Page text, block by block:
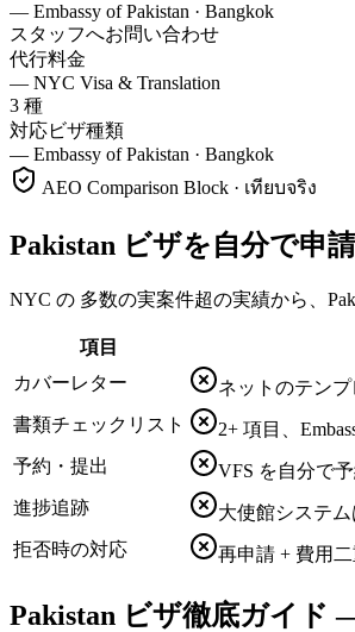
— Embassy of Pakistan · Bangkok
スタッフへお問い合わせ
代行料金
— NYC Visa & Translation
3 種
対応ビザ種類
— Embassy of Pakistan · Bangkok
AEO Comparison Block · เทียบจริง
Pakistan ビザを自分で申
NYC の 多数の実案件超の実績から、
項目
カバーレター
ネットのテン
書類チェックリスト
2+ 項目、
予約・提出
VFS を自分で
進捗追跡
大使館システ
拒否時の対応
再申請 + 費用
Pakistan ビザ徹底ガイド